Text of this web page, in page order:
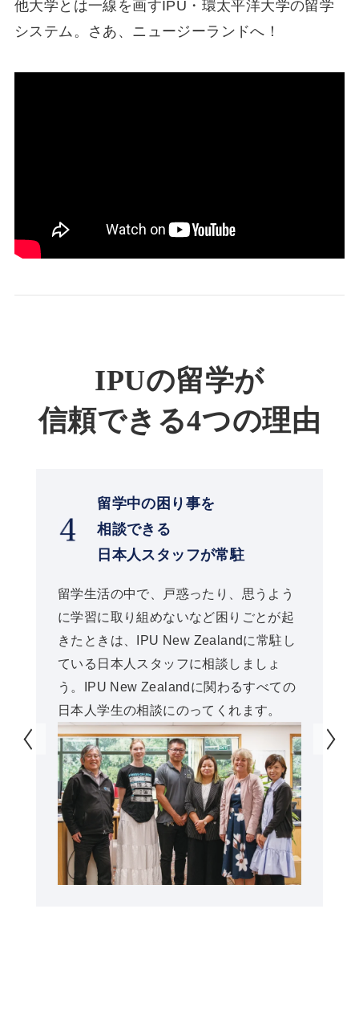
他大学とは一線を画すIPU・環太平洋大学の留学
システム。さあ、ニュージーランドへ！
IPUの留学が
信頼できる4つの理由
留学中の修得単位を
IPU・環太平洋大学の
単位に互換
IPU New Zealand留学中に修得した単位
（一部または全部）は、単位互換で
IPU・環太平洋大学の単位として認めら
れます。そのため、留学をしても4年間
で卒業できるのが大きな魅力です。留学
体験者からも「単位互換制度のおかげ
で、安心して留学できた」との感想が寄
せられています。